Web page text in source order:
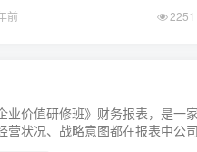
前 2251
业价值研修班》财务报表，是一
营状况、战略意图都在报表中公